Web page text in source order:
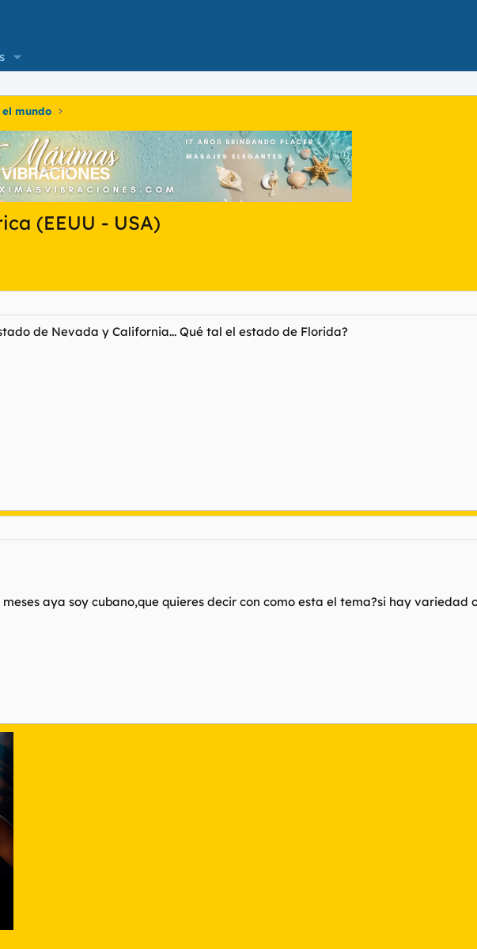
el mundo
(EEUU - USA)
de Nevada y California... Qué tal el estado de Florida?
aya soy cubano,que quieres decir con como esta el tema?si hay variedad